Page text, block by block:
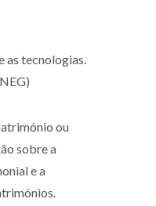
as tecnologias.
ou
sobre a
e a